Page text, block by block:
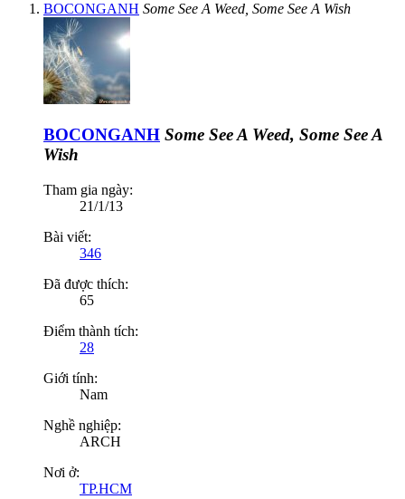
BOCONGANH Some See A Weed, Some See A Wish
BOCONGANH Some See A Weed, Some See A
Wish
Tham gia ngày:
21/1/13
Bài viết:
346
Đã được thích:
65
Điểm thành tích:
28
Giới tính:
Nam
Nghề nghiệp:
ARCH
Nơi ở:
TP.HCM